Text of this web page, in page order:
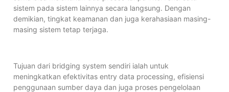
sistem pada sistem lainnya secara langsung. Dengan
demikian, tingkat keamanan dan juga kerahasiaan masing-
masing sistem tetap terjaga.
Tujuan dari bridging system sendiri ialah untuk
meningkatkan efektivitas entry data processing, efisiensi
penggunaan sumber daya dan juga proses pengelolaan